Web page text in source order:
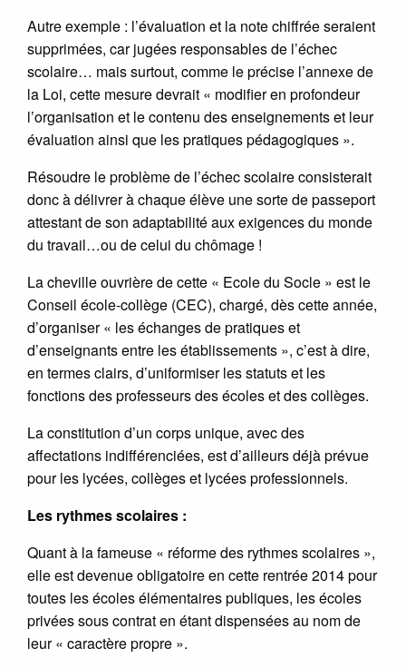
Autre exemple : l’évaluation et la note chiffrée seraient
supprimées, car jugées responsables de l’échec
scolaire… mais surtout, comme le précise l’annexe de
la Loi, cette mesure devrait « modifier en profondeur
l’organisation et le contenu des enseignements et leur
évaluation ainsi que les pratiques pédagogiques ».
Résoudre le problème de l’échec scolaire consisterait
donc à délivrer à chaque élève une sorte de passeport
attestant de son adaptabilité aux exigences du monde
du travail…ou de celui du chômage !
La cheville ouvrière de cette « Ecole du Socle » est le
Conseil école-collège (CEC), chargé, dès cette année,
d’organiser « les échanges de pratiques et
d’enseignants entre les établissements », c’est à dire,
en termes clairs, d’uniformiser les statuts et les
fonctions des professeurs des écoles et des collèges.
La constitution d’un corps unique, avec des
affectations indifférenciées, est d’ailleurs déjà prévue
pour les lycées, collèges et lycées professionnels.
Les rythmes scolaires :
Quant à la fameuse « réforme des rythmes scolaires »,
elle est devenue obligatoire en cette rentrée 2014 pour
toutes les écoles élémentaires publiques, les écoles
privées sous contrat en étant dispensées au nom de
leur « caractère propre ».